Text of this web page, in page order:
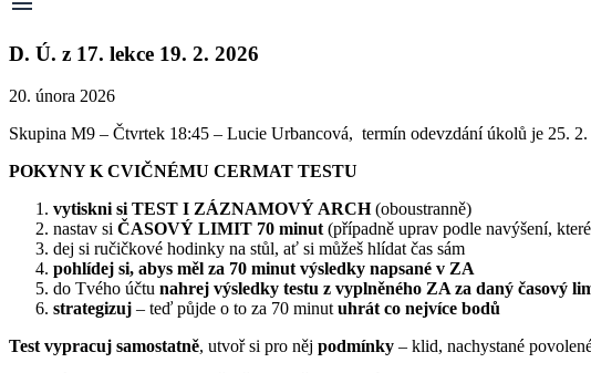
D. Ú. z 17. lekce 19. 2. 2026
20. února 2026
Skupina M9 – Čtvrtek 18:45 – Lucie Urbancová, termín odevzdání úkolů je 25. 2.
POKYNY K CVIČNÉMU CERMAT TESTU
vytiskni siTEST I ZÁZNAMOVÝ ARCH(oboustranně)
nastav si ČASOVÝ LIMIT 70 minut(případně uprav podle navýšení,
dej si ručičkové hodinky na stůl, ať si můžeš hlídat čas sám
pohlídej si, abys měl za 70 minut výsledky napsané v ZA
do Tvého účtu nahrej výsledky testu z vyplněného ZA za daný časový
strategizuj – teď půjde o to za 70 minutuhrát co nejvíce bodů
Test vypracuj samostatně, utvoř si pro něj podmínky – klid, nachystané